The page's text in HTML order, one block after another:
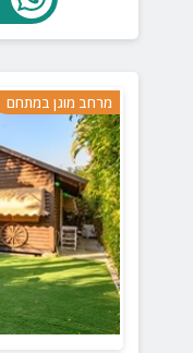
מרחב מוגן במתחם